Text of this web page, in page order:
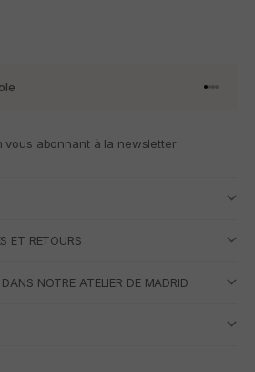
Aller à
Aller à
Aller à
Aller
vous abonnant à la newsletter
ET RETOURS
NOTRE ATELIER DE MADRID